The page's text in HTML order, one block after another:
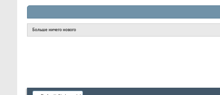
Больше ничего нового